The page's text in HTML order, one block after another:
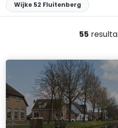
Wijke 52 Fluitenberg
55